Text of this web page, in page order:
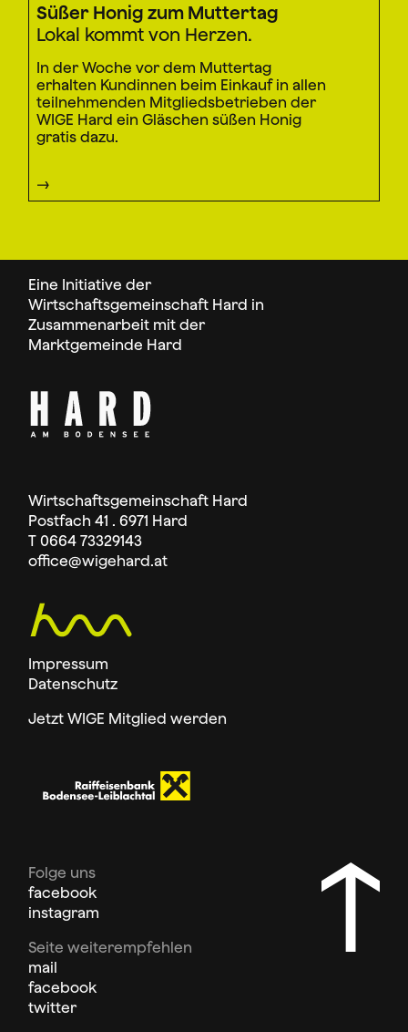
Süßer Honig zum Muttertag
Lokal kommt von Herzen.
In der Woche vor dem Muttertag
erhalten Kundinnen beim Einkauf in allen
teilnehmenden Mitgliedsbetrieben der
WIGE Hard ein Gläschen süßen Honig
gratis dazu.
Eine Initiative der
Wirtschaftsgemeinschaft Hard in
Zusammenarbeit mit der
Marktgemeinde Hard
Wirtschaftsgemeinschaft Hard
Postfach 41 . 6971 Hard
T 0664 73329143
office@wigehard.at
Impressum
Datenschutz
Jetzt WIGE Mitglied werden
Folge uns
facebook
instagram
Seite weiterempfehlen
mail
facebook
twitter